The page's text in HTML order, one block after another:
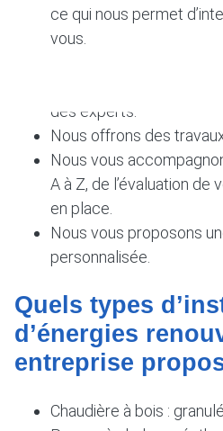
ce qui nous permet
vous.
Nos prix sont attractifs
Les artisans qui
des experts.
Nous offrons des
Nous vous
A à Z, de l’évaluation de
en place.
Nous vous proposons
personnalisée.
Quels types
d’énergies
entreprise
Chaudière à bois :